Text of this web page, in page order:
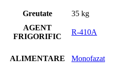
Greutate
35 kg
AGENT
FRIGORIFIC
R-410A
ALIMENTARE Monofazat